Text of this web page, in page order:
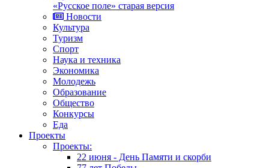
«Русское поле» старая версия
Новости
Культура
Туризм
Спорт
Наука и техника
Экономика
Молодежь
Образование
Общество
Конкурсы
Еда
Проекты
Проекты:
22 июня - День Памяти и скорби